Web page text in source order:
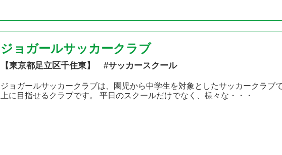
ジョガールサッカークラブ
【東京都足立区千住東】 #サッカースクール
ジョガールサッカークラブは、園児から中学生を対象としたサッカークラブ
上に目指せるクラブです。 平日のスクールだけでなく、様々な・・・